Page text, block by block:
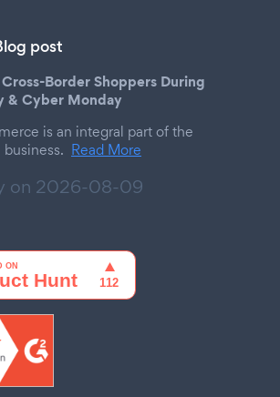
post
Border Shoppers During
& Cyber Monday
is an integral part of the
Read More
on 2026-08-09